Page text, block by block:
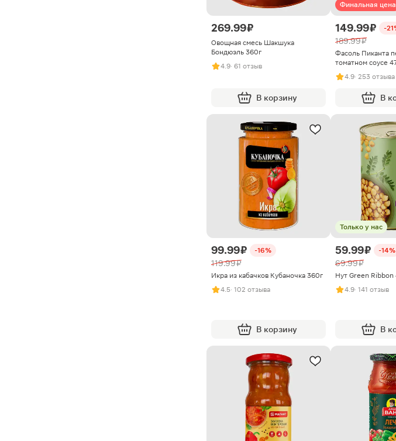
269.99 ₽
Овощная смесь Шакшука
Бондюэль 360г
4.9· 61 отзыв
В корзину
Финальная цена
149.99 ₽ -
189.99 ₽
Фасоль Пиканта
томатном соусе
4.9· 253 отзыва
В
99.99 ₽ -16%
119.99 ₽
Икра из кабачков Кубаночка 360г
4.5· 102 отзыва
В корзину
Только у нас
59.99 ₽ -14%
69.99 ₽
Нут Green Ribbon
4.9· 141 отзыв
В